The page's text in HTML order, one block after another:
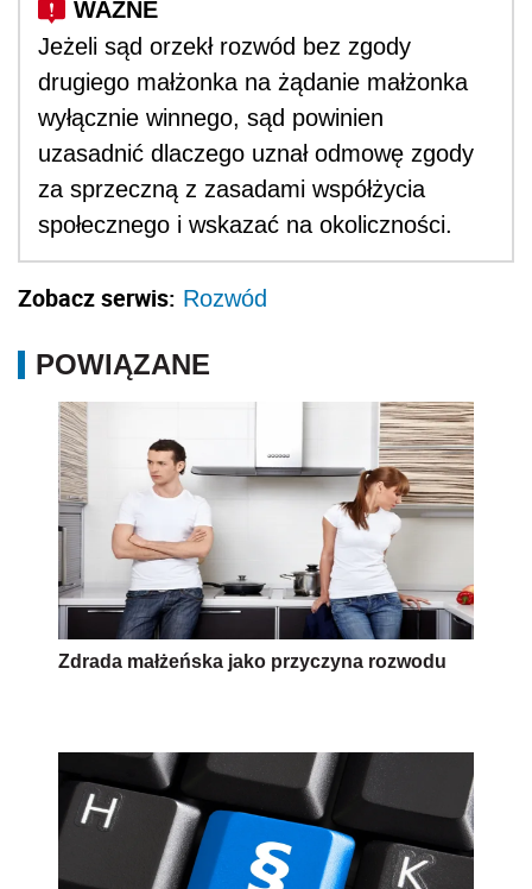
Jeżeli sąd orzekł rozwód bez zgody
drugiego małżonka na żądanie małżonka
wyłącznie winnego, sąd powinien
uzasadnić dlaczego uznał odmowę zgody
za sprzeczną z zasadami współżycia
społecznego i wskazać na okoliczności.
Zobacz serwis: Rozwód
POWIĄZANE
Zdrada małżeńska jako przyczyna rozwodu